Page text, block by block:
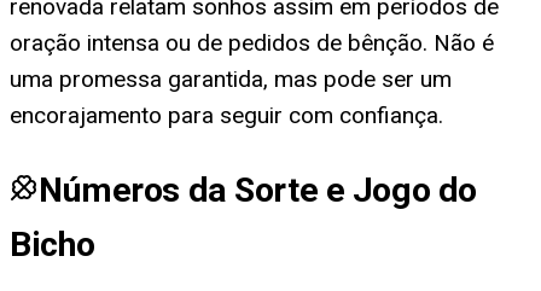
renovada relatam sonhos assim em períodos de
oração intensa ou de pedidos de bênção. Não é
uma promessa garantida, mas pode ser um
encorajamento para seguir com confiança.
Números da Sorte e Jogo do
Bicho